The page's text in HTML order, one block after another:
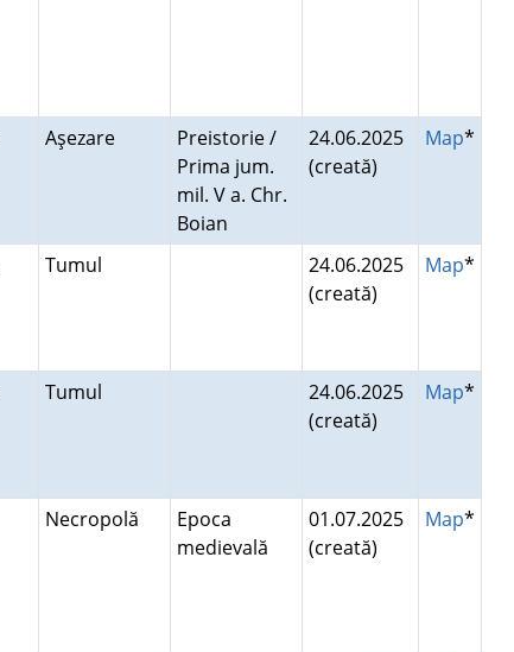
Aşezare
Preistorie /
Prima jum.
mil. V a. Chr.
Boian
24.06.2025
(creată)
Map*
Tumul
24.06.2025
(creată)
Map*
Tumul
24.06.2025
(creată)
Map*
Necropolă
Epoca
medievală
01.07.2025
(creată)
Map*